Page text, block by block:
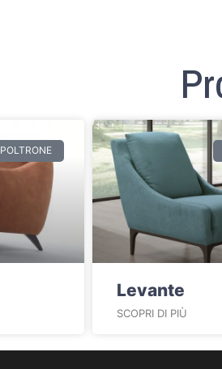
POLTRONE
Levante
SCOPRI DI PIÙ